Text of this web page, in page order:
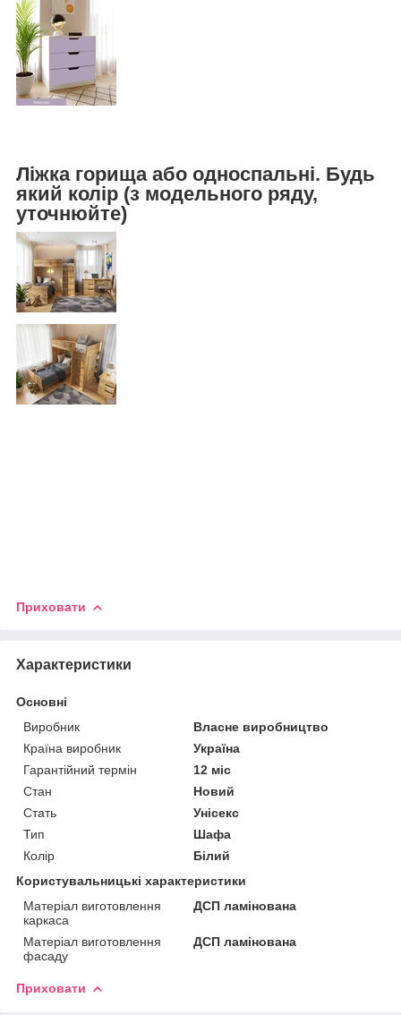
Ліжка горища або односпальні. Будь
який колір (з модельного ряду,
уточнюйте)
Приховати
Характеристики
Основні
Виробник
Власне виробництво
Країна виробник
Україна
Гарантійний термін
12 міс
Стан
Новий
Стать
Унісекс
Тип
Шафа
Колір
Білий
Користувальницькі характеристики
Матеріал виготовлення
каркаса
ДСП ламінована
Матеріал виготовлення
фасаду
ДСП ламінована
Приховати